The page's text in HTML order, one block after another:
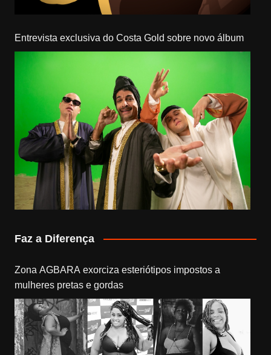
Entrevista exclusiva do Costa Gold sobre novo álbum
Faz a Diferença
Zona AGBARA exorciza esteriótipos impostos a
mulheres pretas e gordas